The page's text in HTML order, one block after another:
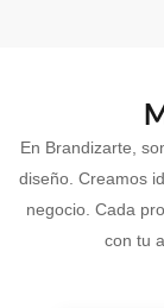
En Brandizarte,
diseño. Creamos
negocio. Cada
con tu